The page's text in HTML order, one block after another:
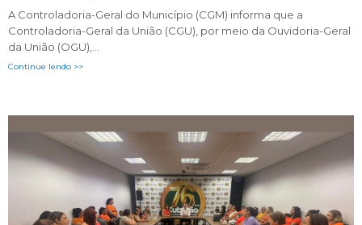
A Controladoria-Geral do Município (CGM) informa que a
Controladoria-Geral da União (CGU), por meio da Ouvidoria-Geral
da União (OGU),…
Continue lendo >>